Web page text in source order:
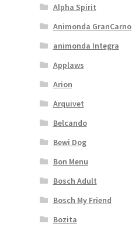
Alpha Spirit
Animonda GranCarno
animonda Integra
Applaws
Arion
Arquivet
Belcando
Bewi Dog
Bon Menu
Bosch Adult
Bosch My Friend
Bozita